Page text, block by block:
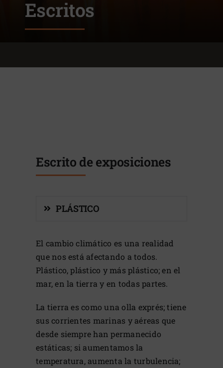
Escritos
Escrito de exposiciones
PLÁSTICO
El cambio climático es una realidad
que nos está afectando a todos.
Plástico, plástico y más plástico; en el
mar, en la tierra y en todas partes.
La tierra es como una olla exprés; tiene
sus corrientes marinas y aéreas que
desde siempre han permanecido
estáticas; si aumentamos la
temperatura, aumenta la turbulencia;